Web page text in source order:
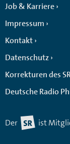
Job & Karriere
Impressum
Kontakt
Datenschutz
Korrekturen des
Deutsche Radio
Der ist